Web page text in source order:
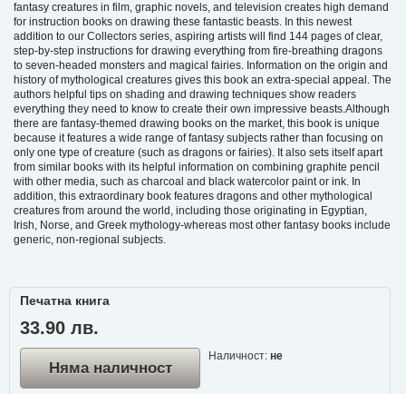
fantasy creatures in film, graphic novels, and television creates high demand
for instruction books on drawing these fantastic beasts. In this newest
addition to our Collectors series, aspiring artists will find 144 pages of clear,
step-by-step instructions for drawing everything from fire-breathing dragons
to seven-headed monsters and magical fairies. Information on the origin and
history of mythological creatures gives this book an extra-special appeal. The
authors helpful tips on shading and drawing techniques show readers
everything they need to know to create their own impressive beasts.Although
there are fantasy-themed drawing books on the market, this book is unique
because it features a wide range of fantasy subjects rather than focusing on
only one type of creature (such as dragons or fairies). It also sets itself apart
from similar books with its helpful information on combining graphite pencil
with other media, such as charcoal and black watercolor paint or ink. In
addition, this extraordinary book features dragons and other mythological
creatures from around the world, including those originating in Egyptian,
Irish, Norse, and Greek mythology-whereas most other fantasy books include
generic, non-regional subjects.
Печатна книга
33.90 лв.
Няма наличност
Наличност: не